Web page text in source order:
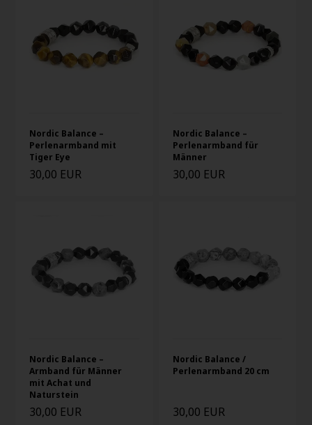
Nordic Balance –
Perlenarmband mit
Tiger Eye
30,00 EUR
Nordic Balance –
Perlenarmband für
Männer
30,00 EUR
Nordic Balance –
Armband für Männer
mit Achat und
Naturstein
30,00 EUR
Nordic Balance /
Perlenarmband 20 cm
30,00 EUR